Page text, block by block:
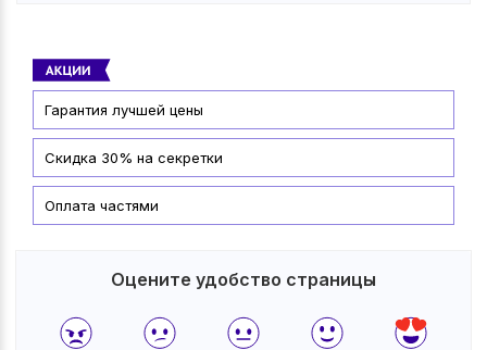
Гарантия лучшей цены
Скидка 30% на секретки
Оплата частями
Оцените удобство страницы